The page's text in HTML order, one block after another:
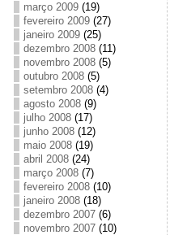
março 2009(19)
fevereiro 2009(27)
janeiro 2009(25)
dezembro 2008(11)
novembro 2008(5)
outubro 2008(5)
setembro 2008(4)
agosto 2008(9)
julho 2008(17)
junho 2008(12)
maio 2008(19)
abril 2008(24)
março 2008(7)
fevereiro 2008(10)
janeiro 2008(18)
dezembro 2007(6)
novembro 2007(10)